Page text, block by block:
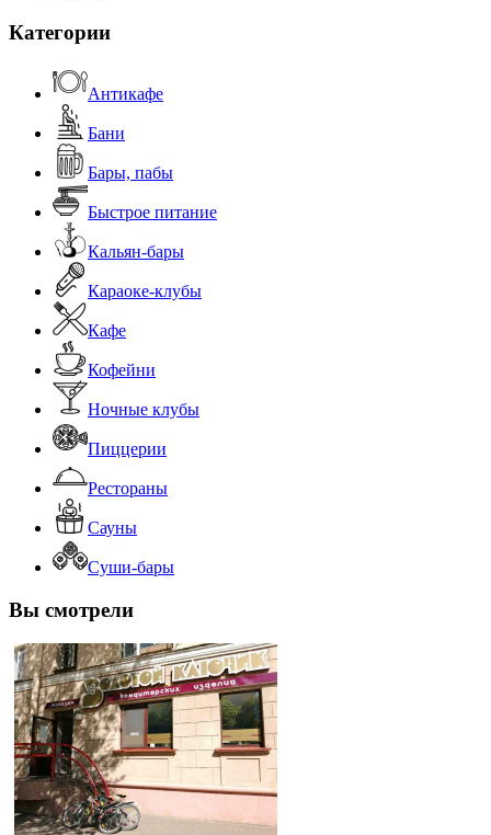
Категории
Антикафе
Бани
Бары, пабы
Быстрое питание
Кальян-бары
Караоке-клубы
Кафе
Кофейни
Ночные клубы
Пиццерии
Рестораны
Сауны
Суши-бары
Вы смотрели